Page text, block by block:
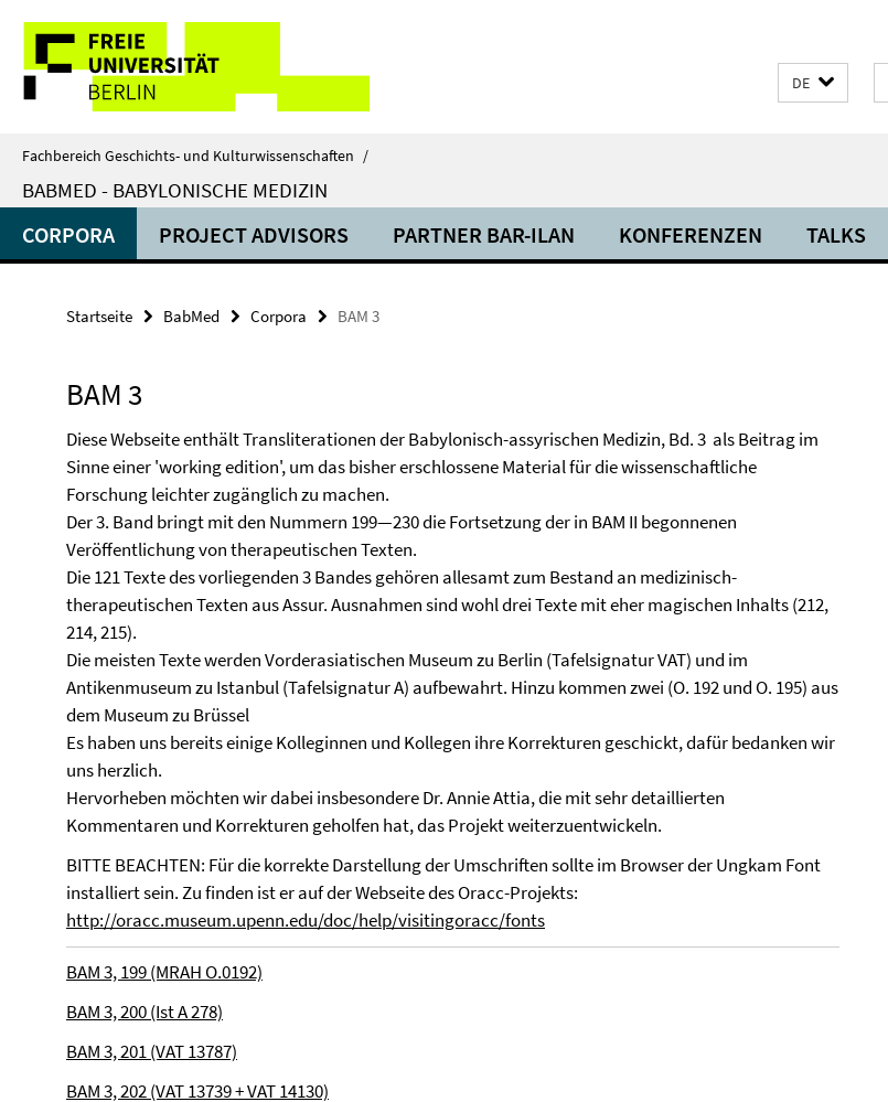
direkt
Inhalt
Service-
Navigation
DE
Fachbereich Geschichts- und Kulturwissenschaften /
BABMED - BABYLONISCHE MEDIZIN
CORPORA PROJECT ADVISORS PARTNER BAR-ILAN KONFERENZEN TALKS
Startseite BabMed Corpora BAM 3
BAM 3
Diese Webseite enthält Transliterationen der Babylonisch-assyrischen Medizin, Bd. 3 als Beitrag im
Sinne einer 'working edition', um das bisher erschlossene Material für die wissenschaftliche
Forschung leichter zugänglich zu machen.
Der 3. Band bringt mit den Nummern 199—230 die Fortsetzung der in BAM II begonnenen
Veröffentlichung von therapeutischen Texten.
Die 121 Texte des vorliegenden 3 Bandes gehören allesamt zum Bestand an medizinisch-
therapeutischen Texten aus Assur. Ausnahmen sind wohl drei Texte mit eher magischen Inhalts (212,
214, 215).
Die meisten Texte werden Vorderasiatischen Museum zu Berlin (Tafelsignatur VAT) und im
Antikenmuseum zu Istanbul (Tafelsignatur A) aufbewahrt. Hinzu kommen zwei (O. 192 und O. 195) aus
dem Museum zu Brüssel
Es haben uns bereits einige Kolleginnen und Kollegen ihre Korrekturen geschickt, dafür bedanken wir
uns herzlich.
Hervorheben möchten wir dabei insbesondere Dr. Annie Attia, die mit sehr detaillierten
Kommentaren und Korrekturen geholfen hat, das Projekt weiterzuentwickeln.
BITTE BEACHTEN: Für die korrekte Darstellung der Umschriften sollte im Browser der Ungkam Font
installiert sein. Zu finden ist er auf der Webseite des Oracc-Projekts:
http://oracc.museum.upenn.edu/doc/help/visitingoracc/fonts
BAM 3, 199 (MRAH O.0192)
BAM 3, 200 (Ist A 278)
BAM 3, 201 (VAT 13787)
BAM 3, 202 (VAT 13739 + VAT 14130)